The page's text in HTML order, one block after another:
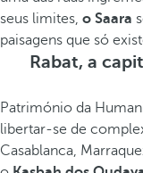
seus limites, o Saara
paisagens que só
Rabat, a
Património da
libertar-se de
Casablanca,